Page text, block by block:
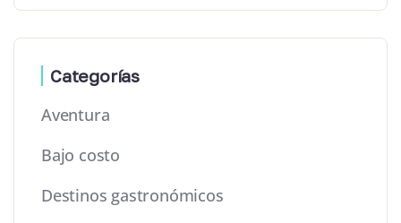
Categorías
Aventura
Bajo costo
Destinos gastronómicos